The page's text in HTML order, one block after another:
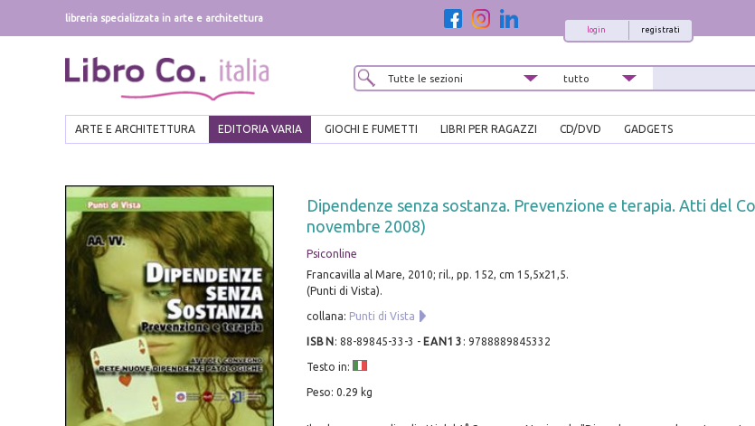
libreria specializzata in arte e architettura
registrati
login
ARTE E ARCHITETTURA EDITORIA VARIA GIOCHI E FUMETTI LIBRI PER RAGAZZI CD/DVD GADGETS
Dipendenze senza sostanza. Prevenzione e terapia. Atti del
novembre 2008)
Psiconline
Francavilla al Mare, 2010; ril., pp. 152, cm 15,5x21,5.
(Punti di Vista).
collana: Punti di Vista
ISBN : 88-89845-33-3 - EAN13 : 9788889845332
Testo in:
Peso: 0.29 kg